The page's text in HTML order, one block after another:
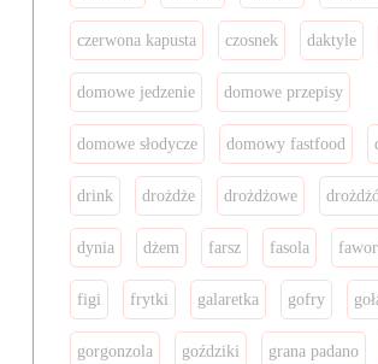
czerwona kapusta czosnek daktyle
domowe jedzenie domowe przepisy
domowe słodycze domowy fastfood
drink drożdże drożdżowe
dynia dżem farsz fasola
figi frytki galaretka gofry
gorgonzola goździki grana padano